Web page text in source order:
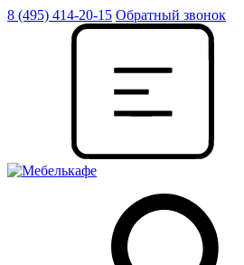
8 (495) 414-20-15 Обратный звонок